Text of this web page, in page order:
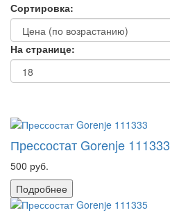
Сортировка:
На странице:
Прессостат Gorenje 111333
500 руб.
Подробнее